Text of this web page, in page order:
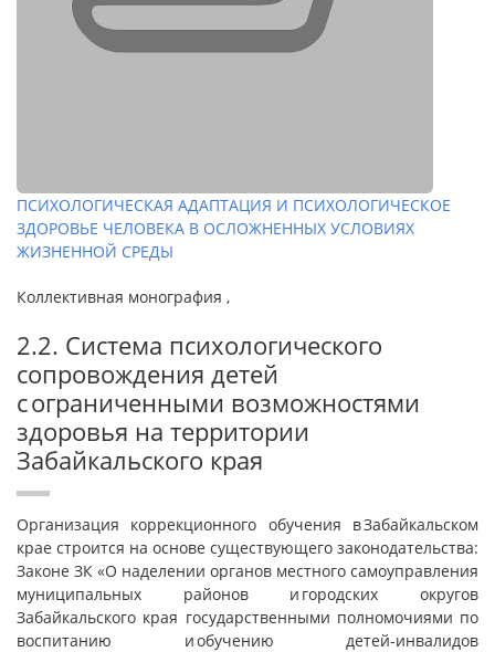
ПСИХОЛОГИЧЕСКАЯ АДАПТАЦИЯ И ПСИХОЛОГИЧЕСКОЕ
ЗДОРОВЬЕ ЧЕЛОВЕКА В ОСЛОЖНЕННЫХ УСЛОВИЯХ
ЖИЗНЕННОЙ СРЕДЫ
Коллективная монография ,
2.2. Система психологического
сопровождения детей
с ограниченными возможностями
здоровья на территории
Забайкальского края
Организация коррекционного обучения в Забайкальском
крае строится на основе существующего законодательства:
Законе ЗК «О наделении органов местного самоуправления
муниципальных районов и городских округов
Забайкальского края государственными полномочиями по
воспитанию и обучению детей-инвалидов